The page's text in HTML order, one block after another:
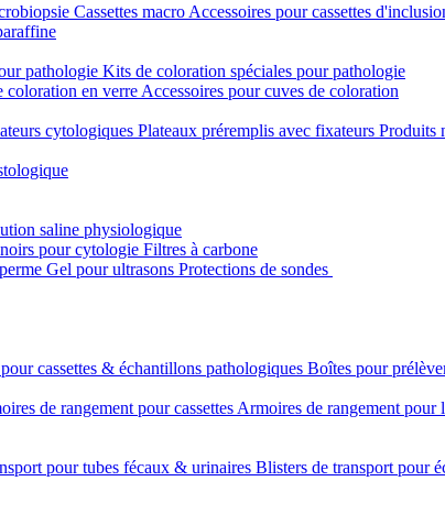
Cassettes macro Accessoires pour cassettes
pathologie Kits de coloration spéciales pour pathologie
coloration en verre Accessoires pour cuves de coloration
cytologiques Plateaux préremplis avec fixateurs Produits
saline physiologique
pour cytologie Filtres à carbone
Gel pour ultrasons Protections de sondes
cassettes & échantillons pathologiques Boîtes pour
de rangement pour cassettes Armoires de rangement pour
pour tubes fécaux & urinaires Blisters de transport pour